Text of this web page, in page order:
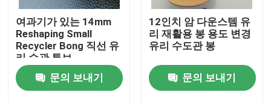
공장 투어
품질 관리
여과기가 있는 14mm
Reshaping Small
Recycler Bong 직선 유
리 수관 튜브
문의 보내기
12인치 암 다운스템 유
리 재활용 봉 용도 변경
유리 수도관 봉
문의 보내기